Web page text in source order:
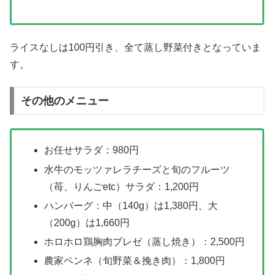
ライスなしは100円引き、全て蒸し野菜付きとなっていま
す。
その他のメニュー
お任せサラダ：980円
水牛のモッツァレラチーズと旬のフルーツ
（苺、りんごetc）サラダ：1,200円
ハンバーグ：中（140g）は1,380円、大
（200g）は1,660円
ホロホロ鶏胸肉ブレゼ（蒸し焼き）：2,500円
農家ペンネ（旬野菜＆挽き肉）：1,800円